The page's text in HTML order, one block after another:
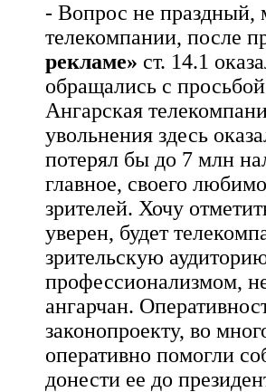
- Вопрос не праздный,
телекомпании, после
рекламе» ст. 14.1
обращались с
Ангарская
увольнения здесь
потерял бы до 7 млн
главное, своего
зрителей. Хочу
уверен, будет
зрительскую
профессионализмом,
ангарчан.
законопроекту, во
оперативно помогли
донести ее до